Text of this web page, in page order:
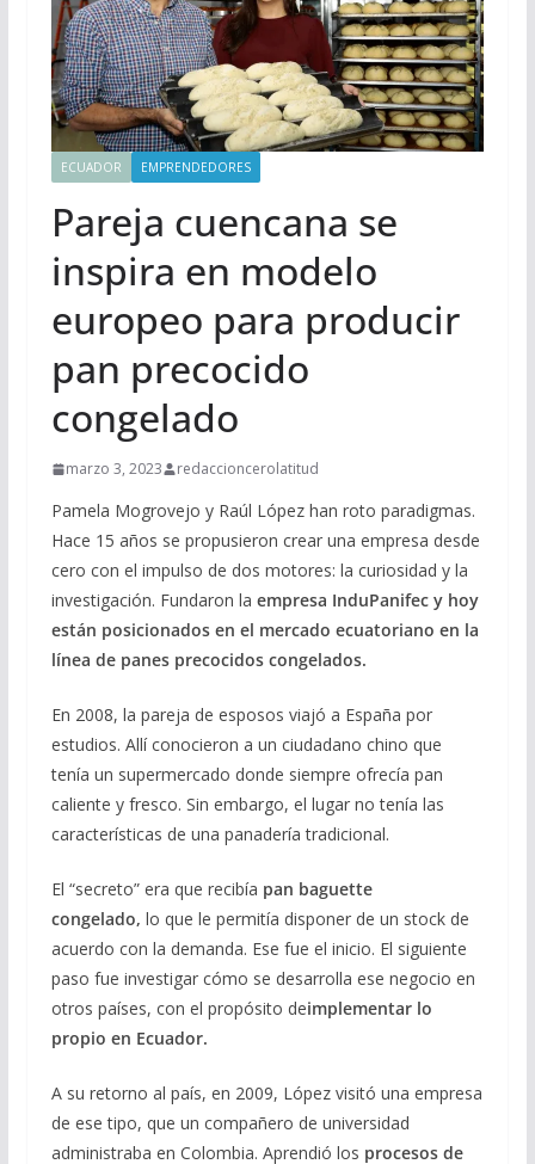
ECUADOR EMPRENDEDORES
Pareja cuencana se
inspira en modelo
europeo para producir
pan precocido
congelado
marzo 3, 2023 redaccioncerolatitud
Pamela Mogrovejo y Raúl López han roto paradigmas.
Hace 15 años se propusieron crear una empresa desde
cero con el impulso de dos motores: la curiosidad y la
investigación. Fundaron la empresa InduPanifec y hoy
están posicionados en el mercado ecuatoriano en la
línea de panes precocidos congelados.
En 2008, la pareja de esposos viajó a España por
estudios. Allí conocieron a un ciudadano chino que
tenía un supermercado donde siempre ofrecía pan
caliente y fresco. Sin embargo, el lugar no tenía las
características de una panadería tradicional.
El “secreto” era que recibía pan baguette
congelado, lo que le permitía disponer de un stock de
acuerdo con la demanda. Ese fue el inicio. El siguiente
paso fue investigar cómo se desarrolla ese negocio en
otros países, con el propósito deimplementar lo
propio en Ecuador.
A su retorno al país, en 2009, López visitó una empresa
de ese tipo, que un compañero de universidad
administraba en Colombia. Aprendió los procesos de